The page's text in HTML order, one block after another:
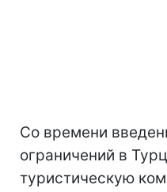
Со времени
ограничений в
туристическую